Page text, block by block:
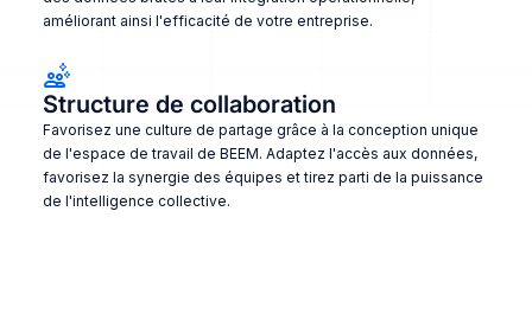
améliorant ainsi l'efficacité de votre entreprise.
Structure de collaboration
Favorisez une culture de partage grâce à la conception unique
de l'espace de travail de BEEM. Adaptez l'accès aux données,
favorisez la synergie des équipes et tirez parti de la puissance
de l'intelligence collective.